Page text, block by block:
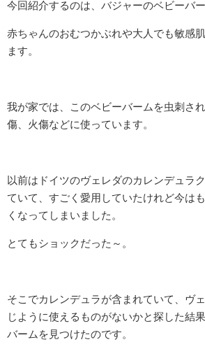
今回紹介するのは、バジャーのベビーバー
赤ちゃんのおむつかぶれや大人でも敏感
ます。
我が家では、このベビーバームを虫刺さ
傷、火傷などに使っています。
以前はドイツのヴェレダのカレンデュラ
ていて、すごく愛用していたけれど今は
くなってしまいました。
とてもショックだった～。
そこでカレンデュラが含まれていて、ヴ
じように使えるものがないかと探した結
バームを見つけたのです。